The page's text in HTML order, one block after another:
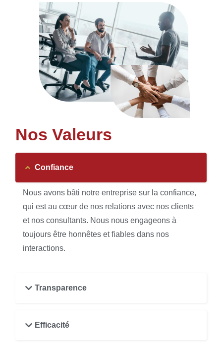
Nos Valeurs
Confiance
Nous avons bâti notre entreprise sur la confiance,
qui est au cœur de nos relations avec nos clients
et nos consultants. Nous nous engageons à
toujours être honnêtes et fiables dans nos
interactions.
Transparence
Efficacité